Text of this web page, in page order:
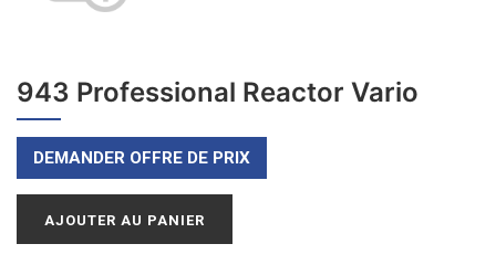
943 Professional Reactor Vario
DEMANDER OFFRE DE PRIX
AJOUTER AU PANIER